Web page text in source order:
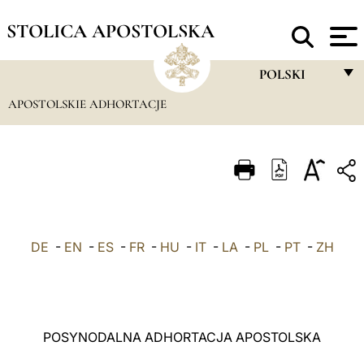
STOLICA APOSTOLSKA
POLSKI
ITALIANO
APOSTOLSKIE ADHORTACJE
DE - EN - ES- FR- HU - IT- LA- PL- PT- ZH
POSYNODALNA ADHORTACJA APOSTOLSKA